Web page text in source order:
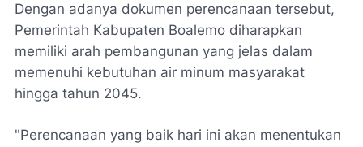
Dengan adanya dokumen perencanaan tersebut,
Pemerintah Kabupaten Boalemo diharapkan
memiliki arah pembangunan yang jelas dalam
memenuhi kebutuhan air minum masyarakat
hingga tahun 2045.
"Perencanaan yang baik hari ini akan menentukan